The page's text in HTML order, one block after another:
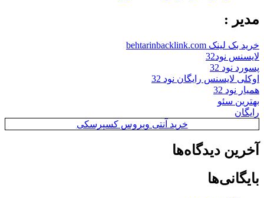
مدیر :
خرید بک لینک behtarinbacklink.com
لایسنس نود32
پسورد نود 32
اوکلی لایسنس رایگان نود 32
همیار نود 32
بهترین سئو
رایگان
خرید آنتی ویروس کسپرسکی
آخرین دیدگاه‌ها
بایگانی‌ها